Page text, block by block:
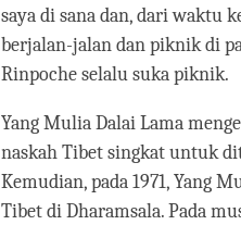
saya di sana dan, dari waktu
berjalan-jalan dan piknik di
Rinpoche selalu suka piknik.
Yang Mulia Dalai Lama
naskah Tibet singkat untuk
Kemudian, pada 1971, Yang
Tibet di Dharamsala. Pada